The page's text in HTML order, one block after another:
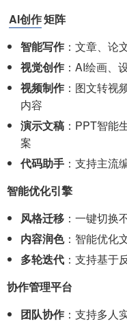
AI创作矩阵
智能写作 ：文章、论
视觉创作 ：AI绘画、
视频制作 ：图文转视
内容
演示文稿 ：PPT智能
案
代码助手 ：支持主流
智能优化引擎
风格迁移 ：一键切换
内容润色：智能优化
多轮迭代 ：支持基于
协作管理平台
团队协作 ：支持多人